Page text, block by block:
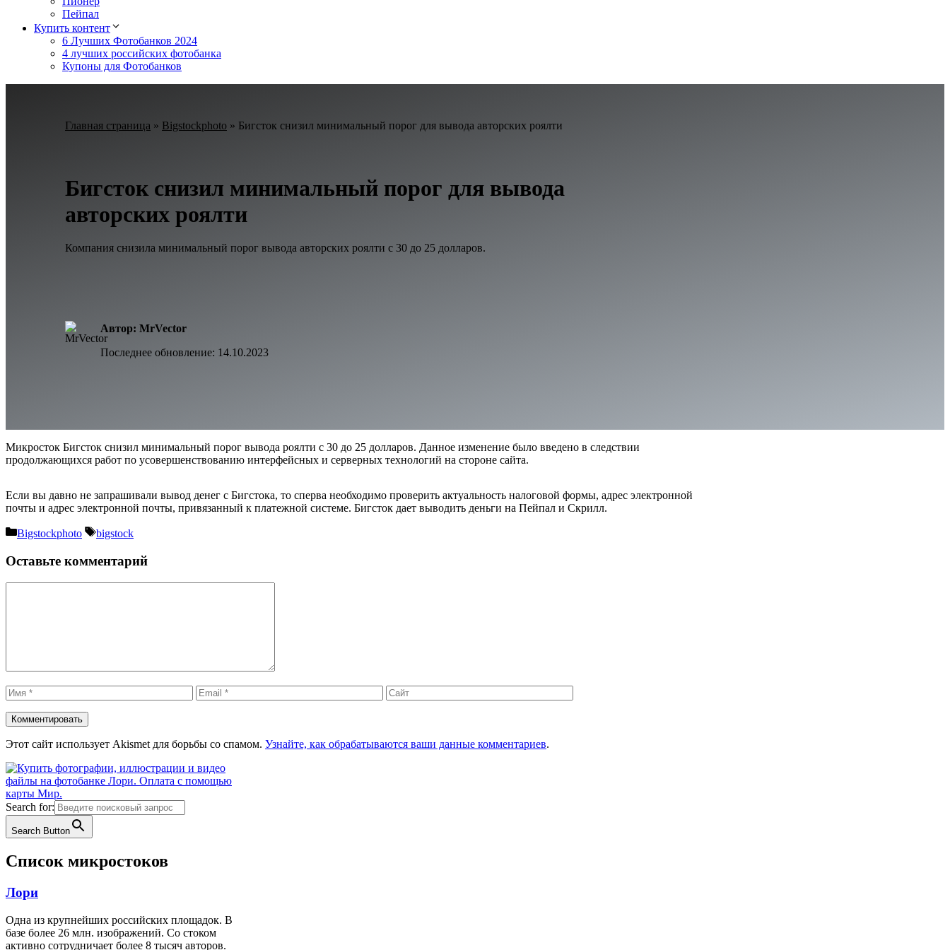
Пейпал
Купить контент
6 Лучших Фотобанков 2024
4 лучших российских фотобанка
Купоны для Фотобанков
Главная страница » Bigstockphoto » Бигсток снизил минимальный порог для вывода авторских роялти
Бигсток снизил минимальный порог для вывода
авторских роялти
Компания снизила минимальный порог вывода авторских роялти с 30 до 25 долларов.
Автор: MrVector
Последнее обновление: 14.10.2023
Микросток Бигсток снизил минимальный порог вывода роялти с 30 до 25 долларов. Данное изменение было введено в следствии
продолжающихся работ по усовершенствованию интерфейсных и серверных технологий на стороне сайта.
Если вы давно не запрашивали вывод денег с Бигстока, то сперва необходимо проверить актуальность налоговой формы, адрес электронной
почты и адрес электронной почты, привязанный к платежной системе. Бигсток дает выводить деньги на Пейпал и Скрилл.
Рубрики
Bigstockphoto Метки
bigstock
Оставьте комментарий
Имя Email Сайт
Этот сайт использует Akismet для борьбы со спамом. Узнайте, как обрабатываются ваши данные комментариев.
Search for:
Search Button
Список микростоков
Лори
Одна из крупнейших российских площадок. В
базе более 26 млн. изображений. Со стоком
активно сотрудничает более 8 тысяч авторов.